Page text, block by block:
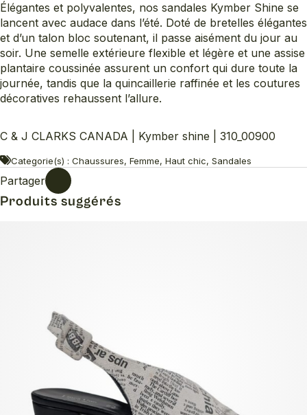
Élégantes et polyvalentes, nos sandales Kymber Shine se
lancent avec audace dans l’été. Doté de bretelles élégantes
et d’un talon bloc soutenant, il passe aisément du jour au
soir. Une semelle extérieure flexible et légère et une assise
plantaire coussinée assurent un confort qui dure toute la
journée, tandis que la quincaillerie raffinée et les coutures
décoratives rehaussent l’allure.
C & J CLARKS CANADA | Kymber shine | 310_00900
Categorie(s) : Chaussures, Femme, Haut chic, Sandales
Partager
Produits suggérés